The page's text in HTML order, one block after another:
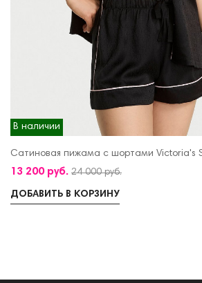
В наличии
Сатиновая пижама с шортами Victoria's
13 200 руб. 24 000 руб.
ДОБАВИТЬ В КОРЗИНУ